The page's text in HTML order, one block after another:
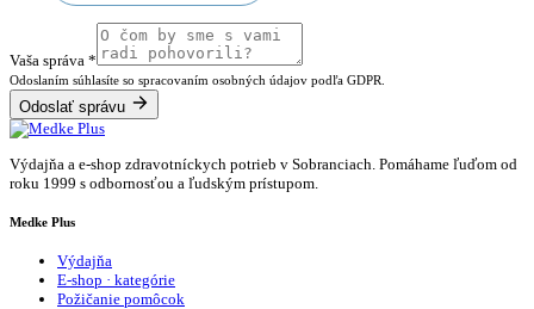
Vaša správa *
Odoslaním súhlasíte so spracovaním osobných údajov podľa GDPR.
Odoslať správu
Výdajňa a e-shop zdravotníckych potrieb v Sobranciach. Pomáhame ľuďom od
roku 1999 s odbornosťou a ľudským prístupom.
Medke Plus
Výdajňa
E-shop · kategórie
Požičanie pomôcok